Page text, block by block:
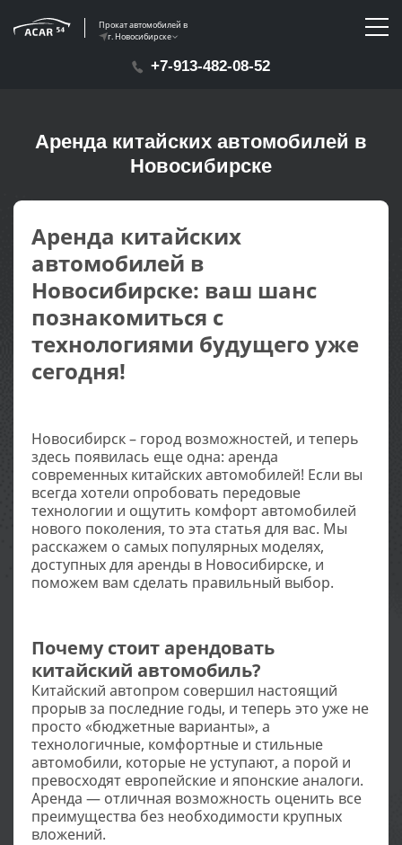
Прокат автомобилей в
г. Новосибирске
+7-913-482-08-52
Аренда китайских автомобилей в
Новосибирске
Аренда китайских
автомобилей в
Новосибирске: ваш шанс
познакомиться с
технологиями будущего уже
сегодня!
Новосибирск – город возможностей, и теперь
здесь появилась еще одна: аренда
современных китайских автомобилей! Если вы
всегда хотели опробовать передовые
технологии и ощутить комфорт автомобилей
нового поколения, то эта статья для вас. Мы
расскажем о самых популярных моделях,
доступных для аренды в Новосибирске, и
поможем вам сделать правильный выбор.
Почему стоит арендовать
китайский автомобиль?
Китайский автопром совершил настоящий
прорыв за последние годы, и теперь это уже не
просто «бюджетные варианты», а
технологичные, комфортные и стильные
автомобили, которые не уступают, а порой и
превосходят европейские и японские аналоги.
Аренда — отличная возможность оценить все
преимущества без необходимости крупных
вложений.